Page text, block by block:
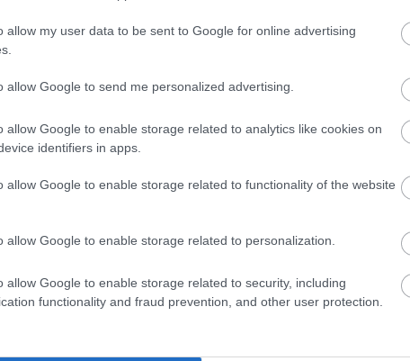
allow my user data to be sent to Google for online advertising
allow Google to send me personalized advertising.
allow Google to enable storage related to analytics like cookies on
identifiers in apps.
allow Google to enable storage related to functionality of the website
allow Google to enable storage related to personalization.
allow Google to enable storage related to security, including
functionality and fraud prevention, and other user protection.
nyugtalanító lemezét hozta ki. Nagyon testi
nagyon egyszerű formában vannak jelen, az
és lélegzetvételből áll, a fizikai miliő
hogy mindenféle betegség meg kór volt az
el. Ez egy tök érdekes dolog, hogy a testi
és a zenében, és hát a borzasztóan
is vannak bajai bőven. Az arcát sosem
pakol, és amikor más csajok bájosan
pasik, ő úgy énekel, ahogy a sav marja a
popzenének pont megfelelő, és nyilván
módon is, pedig annyira nem is hatásvadász